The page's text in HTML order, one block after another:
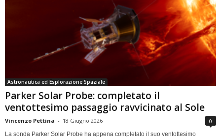
Astronautica ed Esplorazione Spaziale
Parker Solar Probe: completato il
ventottesimo passaggio ravvicinato al Sole
Vincenzo Pettina - 18 Giugno 2026 0
La sonda Parker Solar Probe ha appena completato il suo ventottesimo